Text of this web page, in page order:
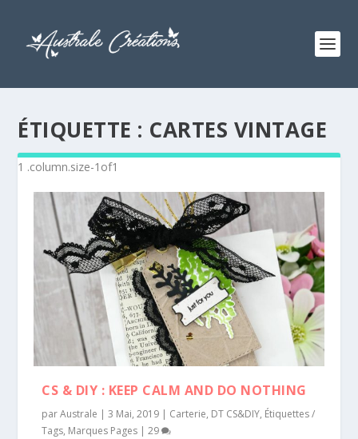
ÉTIQUETTE : CARTES VINTAGE
CS & DIY : KEEP CALM AND DO NOTHING
parAustrale |3 Mai, 2019 | Carterie, DT CS&DIY, Étiquettes /
Tags, Marques Pages |29